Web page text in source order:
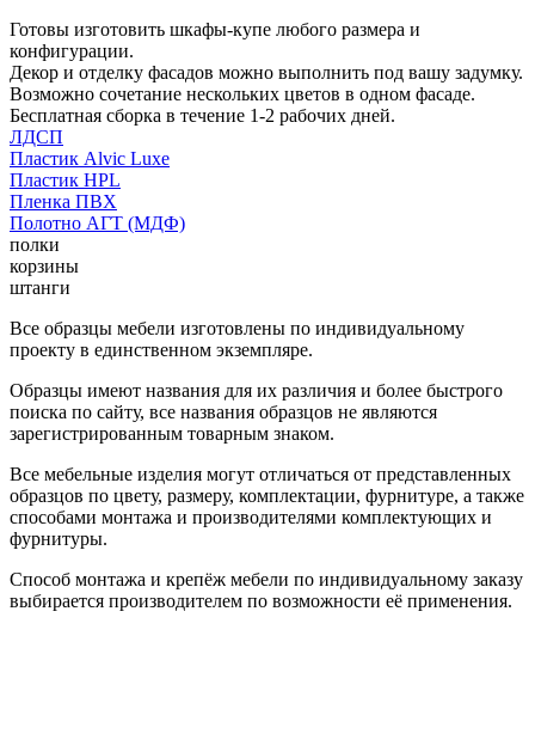
Готовы изготовить шкафы-купе любого размера и
конфигурации.
Декор и отделку фасадов можно выполнить под вашу задумку.
Возможно сочетание нескольких цветов в одном фасаде.
Бесплатная сборка в течение 1-2 рабочих дней.
ЛДСП
Пластик Alvic Luxe
Пластик HPL
Пленка ПВХ
Полотно АГТ (МДФ)
полки
корзины
штанги
Все образцы мебели изготовлены по индивидуальному
проекту в единственном экземпляре.
Образцы имеют названия для их различия и более быстрого
поиска по сайту, все названия образцов не являются
зарегистрированным товарным знаком.
Все мебельные изделия могут отличаться от представленных
образцов по цвету, размеру, комплектации, фурнитуре, а также
способами монтажа и производителями комплектующих и
фурнитуры.
Способ монтажа и крепёж мебели по индивидуальному заказу
выбирается производителем по возможности её применения.